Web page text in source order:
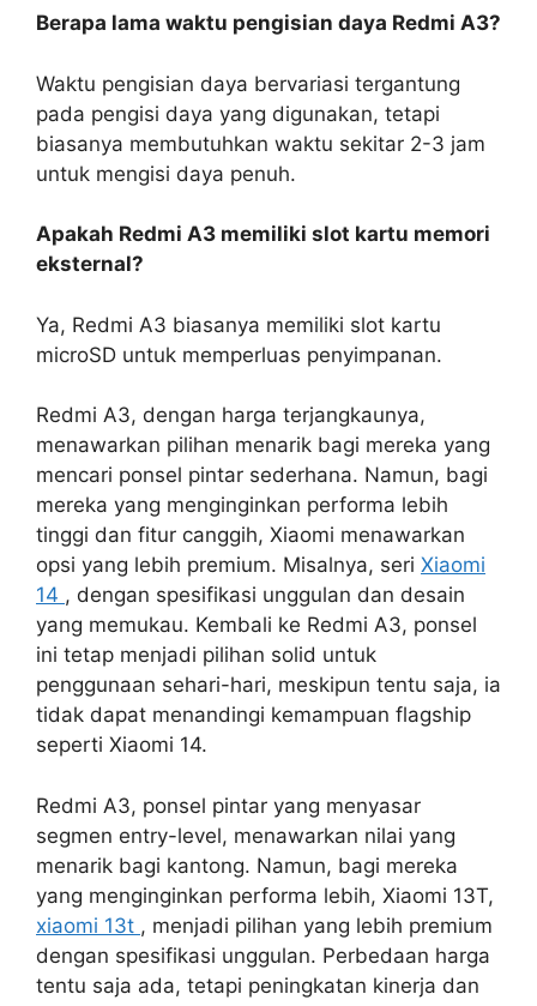
Berapa lama waktu pengisian daya Redmi A3?
Waktu pengisian daya bervariasi tergantung
pada pengisi daya yang digunakan, tetapi
biasanya membutuhkan waktu sekitar 2-3 jam
untuk mengisi daya penuh.
Apakah Redmi A3 memiliki slot kartu memori
eksternal?
Ya, Redmi A3 biasanya memiliki slot kartu
microSD untuk memperluas penyimpanan.
Redmi A3, dengan harga terjangkaunya,
menawarkan pilihan menarik bagi mereka yang
mencari ponsel pintar sederhana. Namun, bagi
mereka yang menginginkan performa lebih
tinggi dan fitur canggih, Xiaomi menawarkan
opsi yang lebih premium. Misalnya, seri Xiaomi
14 , dengan spesifikasi unggulan dan desain
yang memukau. Kembali ke Redmi A3, ponsel
ini tetap menjadi pilihan solid untuk
penggunaan sehari-hari, meskipun tentu saja, ia
tidak dapat menandingi kemampuan flagship
seperti Xiaomi 14.
Redmi A3, ponsel pintar yang menyasar
segmen entry-level, menawarkan nilai yang
menarik bagi kantong. Namun, bagi mereka
yang menginginkan performa lebih, Xiaomi 13T,
xiaomi 13t , menjadi pilihan yang lebih premium
dengan spesifikasi unggulan. Perbedaan harga
tentu saja ada, tetapi peningkatan kinerja dan